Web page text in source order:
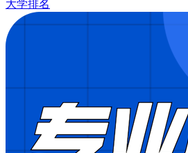
大学排名